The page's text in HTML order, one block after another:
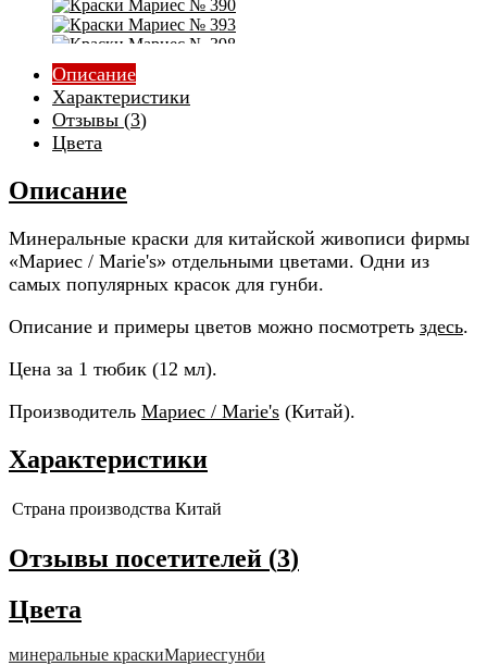
№689 - темно-коричневый
№699 - чайный коричневый
№793 - черный
Описание
Характеристики
Отзывы (3)
Цвета
Описание
Минеральные краски для китайской живописи фирмы
«Мариес / Marie's» отдельными цветами. Одни из
самых популярных красок для гунби.
Описание и примеры цветов можно посмотреть здесь.
Цена за 1 тюбик (12 мл).
Производитель Мариес / Marie's (Китай).
Характеристики
Страна производства Китай
Отзывы посетителей (3)
Цвета
минеральные краскиМариесгунби